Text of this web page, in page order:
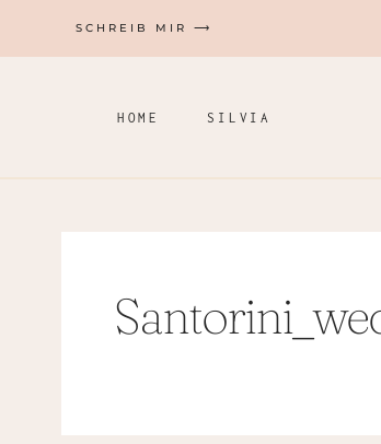
SCHREIB MIR ⟶
HOME SILVIA